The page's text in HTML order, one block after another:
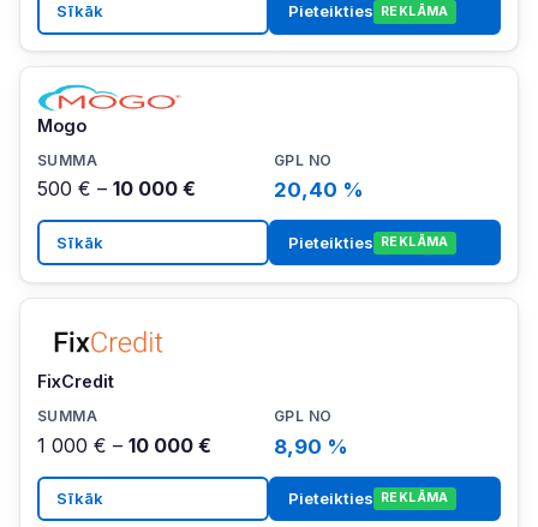
Sīkāk Pieteikties REKLĀMA
Mogo
500 € – 10 000 € 20,40 %
Sīkāk Pieteikties REKLĀMA
FixCredit
1 000 € – 10 000 € 8,90 %
Sīkāk Pieteikties REKLĀMA